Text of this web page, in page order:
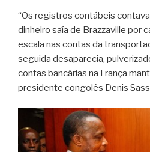
“Os registros contábeis
dinheiro saía de Brazzaville por
escala nas contas da
seguida desaparecia,
contas bancárias na França
presidente congolês Denis